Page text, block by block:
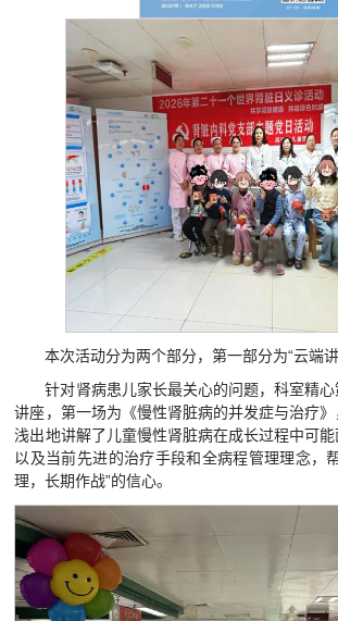
本次活动分为两个部分，第一部分为“云端
针对肾病患儿家长最关心的问题，科室精
讲座，第一场为《慢性肾脏病的并发症与治疗
浅出地讲解了儿童慢性肾脏病在成长过程中可能
以及当前先进的治疗手段和全病程管理理念，
理，长期作战”的信心。